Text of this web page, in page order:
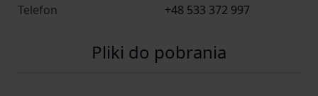
Telefon
+48 533 372 997
Pliki do pobrania